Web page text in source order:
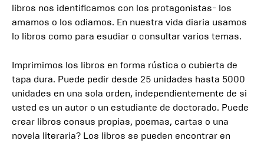
libros nos identificamos con los protagonistas- los
amamos o los odiamos. En nuestra vida diaria usamos
lo libros como para esudiar o consultar varios temas.
Imprimimos los libros en forma rústica o cubierta de
tapa dura. Puede pedir desde 25 unidades hasta 5000
unidades en una sola orden, independientemente de si
usted es un autor o un estudiante de doctorado. Puede
crear libros consus propias, poemas, cartas o una
novela literaria? Los libros se pueden encontrar en